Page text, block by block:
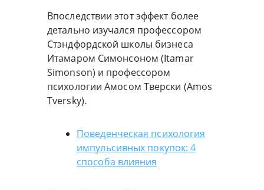
Впоследствии этот эффект более
детально изучался профессором
Стэндфордской школы бизнеса
Итамаром Симонсоном (Itamar
Simonson) и профессором
психологии Амосом Тверски (Amos
Tversky).
Поведенческая психология
импульсивных покупок: 4
способа влияния